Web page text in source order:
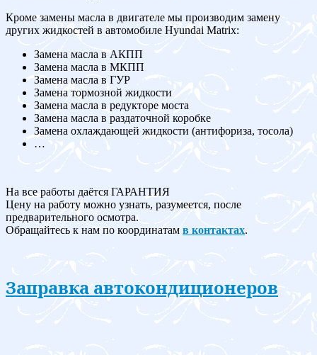
Кроме замены масла в двигателе мы производим замену
других жидкостей в автомобиле Hyundai Matrix:
Замена масла в АКПП
Замена масла в МКПП
Замена масла в ГУР
Замена тормозной жидкости
Замена масла в редукторе моста
Замена масла в раздаточной коробке
Замена охлаждающей жидкости (антифориза, тосола)
…
На все работы даётся ГАРАНТИЯ
Цену на работу можно узнать, разумеется, после
предварительного осмотра.
Обращайтесь к нам по координатам в контактах.
Заправка автокондиционеров